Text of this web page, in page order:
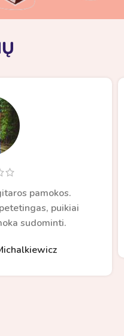
pamokos.
puikiai
sudominti.